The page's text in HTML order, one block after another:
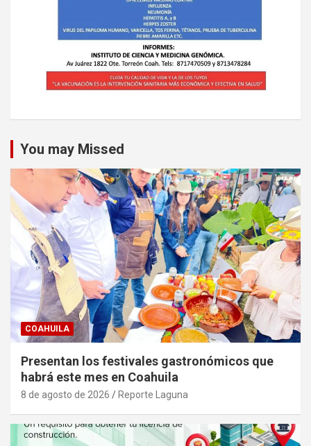
You may Missed
COAHUILA
Presentan los festivales gastronómicos que
habrá este mes en Coahuila
8 de agosto de 2026 Reporte Laguna